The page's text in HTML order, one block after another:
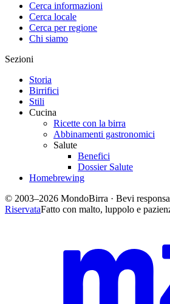
Cerca informazioni
Cerca locale
Cerca per regione
Chi siamo
Sezioni
Storia
Birrifici
Stili
Cucina
Ricette con la birra
Abbinamenti gastronomici
Salute
Benefici
Dossier Salute
Homebrewing
© 2003–2026 MondoBirra · Bevi
RiservataFatto con malto, luppolo e